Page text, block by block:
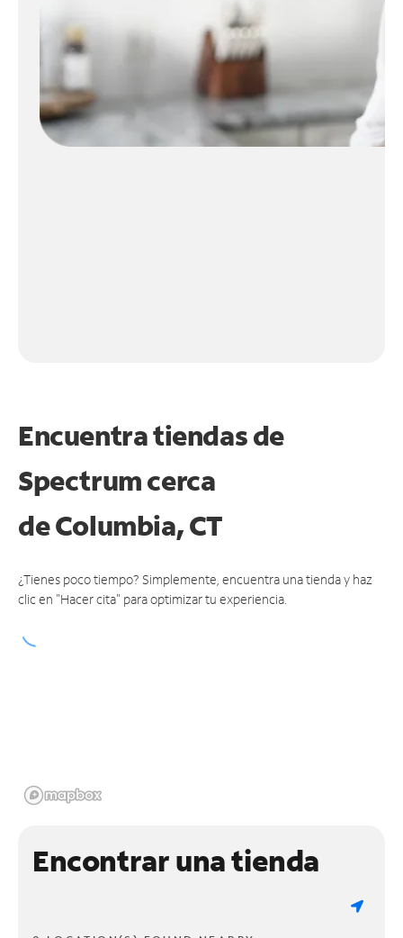
Encuentra tiendas de
Spectrum cerca
deColumbia, CT
¿Tienes poco tiempo? Simplemente, encuentra una tienda y haz
clic en "Hacer cita" para optimizar tu experiencia.
Encontrar una tienda